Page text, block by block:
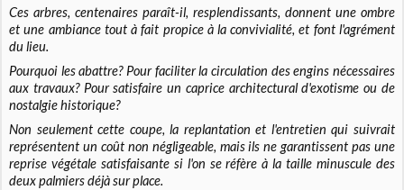
Ces arbres, centenaires paraît-il, resplendissants, donnent une ombre
et une ambiance tout à fait propice à la convivialité, et font l'agrément
du lieu.
Pourquoi les abattre? Pour faciliter la circulation des engins nécessaires
aux travaux? Pour satisfaire un caprice architectural d'exotisme ou de
nostalgie historique?
Non seulement cette coupe, la replantation et l'entretien qui suivrait
représentent un coût non négligeable, mais ils ne garantissent pas une
reprise végétale satisfaisante si l'on se réfère à la taille minuscule des
deux palmiers déjà sur place.